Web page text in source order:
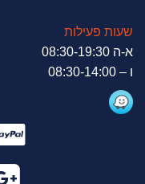
שעות פעילות
א-ה 08:30-19:30
ו – 08:30-14:00